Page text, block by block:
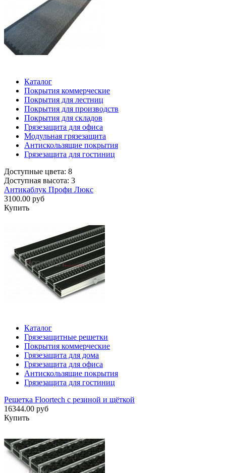
Каталог
Покрытия коммерческие
Покрытия для лестниц
Покрытия для производств
Покрытия для складов
Грязезащита для офиса
Модульная грязезащита
Антискользящие покрытия
Грязезащита для гостиниц
Доступные цвета: 8
Доступная высота: 3
Антикаблук Профи Люкс
3100.00 руб
Купить
Каталог
Грязезащитные решетки
Покрытия коммерческие
Грязезащита для дома
Грязезащита для офиса
Антискользящие покрытия
Грязезащита для гостиниц
Решетка Floortech с резиной и щёткой
16344.00 руб
Купить